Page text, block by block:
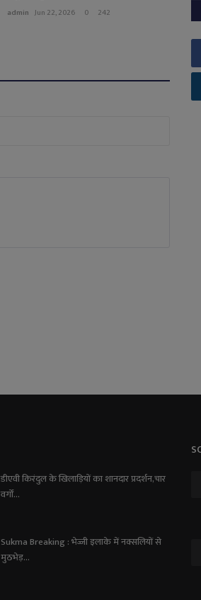
admin Jun 22, 2026 0 242
डीएवी किरंदुल के खिलाड़ियों का शानदार प्रदर्शन,चार
वर्गों...
Sukma Breaking : भेज्जी इलाके में नक्सलियों से
मुठभेड़...